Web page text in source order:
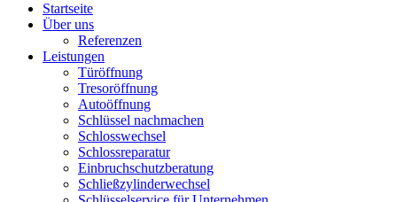
Startseite
Über uns
Referenzen
Leistungen
Türöffnung
Tresoröffnung
Аutoöffnung
Schlüssel nachmachen
Schlosswechsel
Schlossreparatur
Einbruchschutzberatung
Schließzylinderwechsel